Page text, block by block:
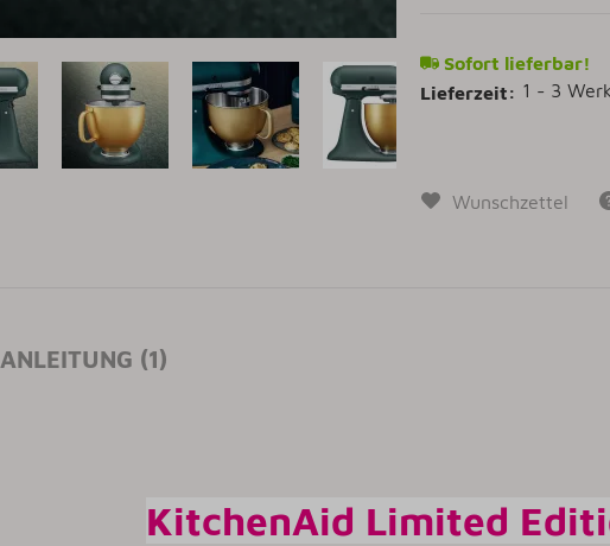
Sofort lieferbar!
Lieferzeit: 1 - 3
Wunschzettel
ANLEITUNG (1)
KitchenAid Limited